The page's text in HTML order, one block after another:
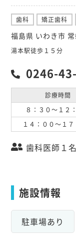
歯科 矯正歯科
福島県 いわき市
湯本駅徒歩１５分
0246-
診療時間
８：３０～１２
１４：００～１
歯科医師１
施設情報
駐車場あり